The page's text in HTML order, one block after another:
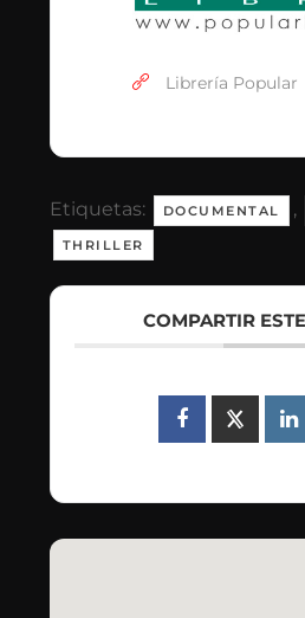
Librería Popular
Etiquetas: DOCUMENTAL ,
THRILLER
COMPARTIR